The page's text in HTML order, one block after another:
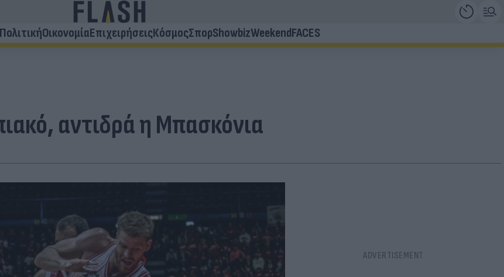
ΠολιτικήΟικονομίαΕπιχειρήσειςΚόσμοςΣπορShowbizWeekendFACES
αντιδρά η Μπασκόνια